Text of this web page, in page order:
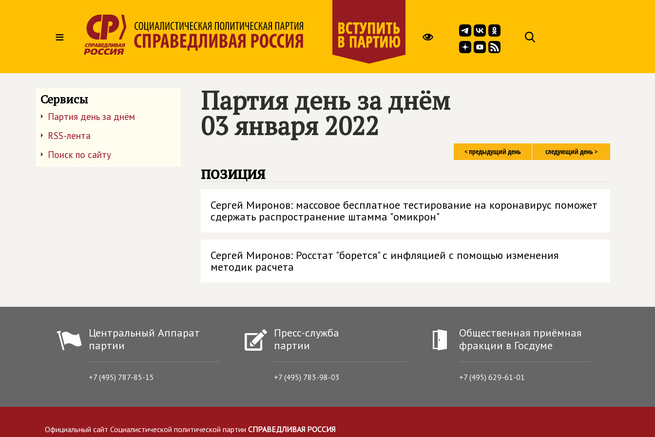
≡
Сервисы
Партия день за днём
RSS-лента
Поиск по сайту
Партия день за днём
03 января 2022
следующий день >
< предыдущий день
позиция
Сергей Миронов: массовое бесплатное тестирование на коронавирус поможет
сдержать распространение штамма "омикрон"
Сергей Миронов: Росстат "борется" с инфляцией с помощью изменения
методик расчета
Центральный Аппарат
партии
+7 (495) 787-85-15
Пресс-служба
партии
+7 (495) 783-98-03
Общественная приёмная
фракции в Госдуме
+7 (495) 629-61-01
Официальный сайт Социалистической политической партии СПРАВЕДЛИВАЯ РОССИЯ